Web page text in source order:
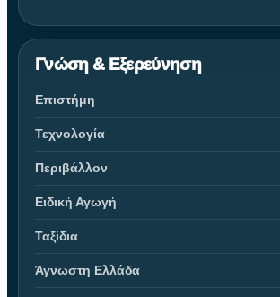
Γνώση & Εξερεύνηση
Επιστήμη
Τεχνολογία
Περιβάλλον
Ειδική Αγωγή
Ταξίδια
Άγνωστη Ελλάδα